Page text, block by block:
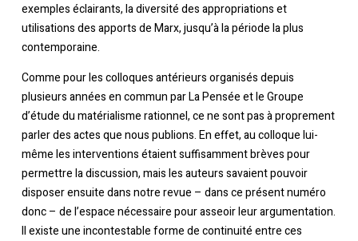
exemples éclairants, la diversité des appropriations et
utilisations des apports de Marx, jusqu’à la période la plus
contemporaine.
Comme pour les colloques antérieurs organisés depuis
plusieurs années en commun par La Pensée et le Groupe
d’étude du matérialisme rationnel, ce ne sont pas à proprement
parler des actes que nous publions. En effet, au colloque lui-
même les interventions étaient suffisamment brèves pour
permettre la discussion, mais les auteurs savaient pouvoir
disposer ensuite dans notre revue – dans ce présent numéro
donc – de l’espace nécessaire pour asseoir leur argumentation.
Il existe une incontestable forme de continuité entre ces